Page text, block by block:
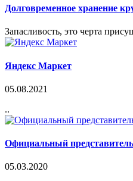
Долговременное хранение
Запасливость, это черта
Яндекс Маркет
05.08.2021
..
Официальный
05.03.2020